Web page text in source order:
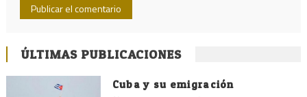
ÚLTIMAS PUBLICACIONES
Cuba y su emigración